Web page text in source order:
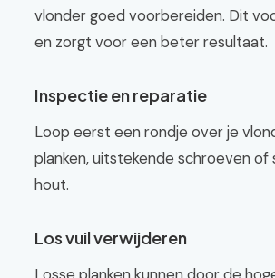
vlonder goed voorbereiden. Dit
en zorgt voor een beter resultaat.
Inspectie en reparatie
Loop eerst een rondje over je
planken, uitstekende schroeven of
hout.
Los vuil verwijderen